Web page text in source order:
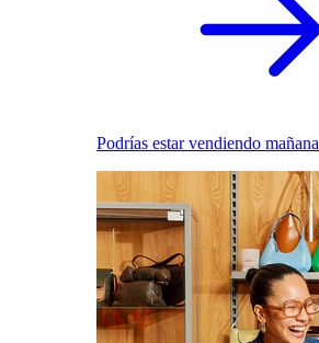
Podrías estar vendiendo